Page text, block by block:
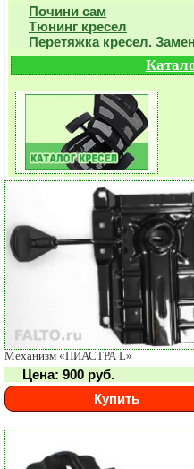
Почини сам
Тюнинг кресел
Перетяжка кресел.
Механизм «ПИАСТРА L»
Цена: 900 руб.
Купить